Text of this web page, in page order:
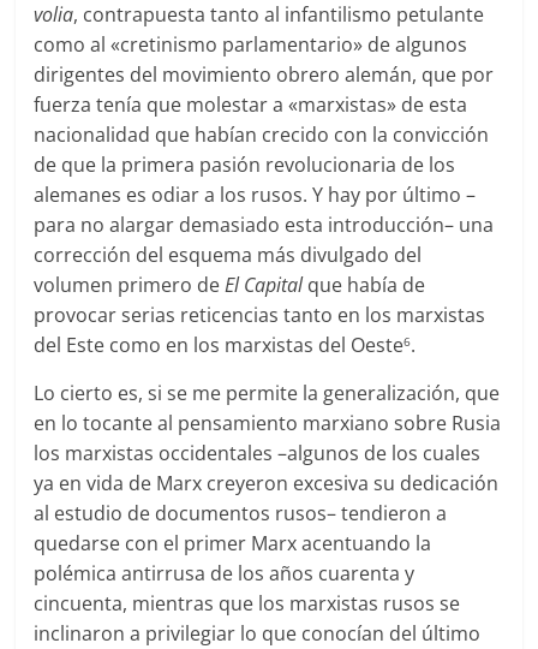
volia, contrapuesta tanto al infantilismo petulante
como al «cretinismo parlamentario» de algunos
dirigentes del movimiento obrero alemán, que por
fuerza tenía que molestar a «marxistas» de esta
nacionalidad que habían crecido con la convicción
de que la primera pasión revolucionaria de los
alemanes es odiar a los rusos. Y hay por último –
para no alargar demasiado esta introducción– una
corrección del esquema más divulgado del
volumen primero deEl Capitalque había de
provocar serias reticencias tanto en los marxistas
del Este como en los marxistas del Oeste6.
Lo cierto es, si se me permite la generalización, que
en lo tocante al pensamiento marxiano sobre Rusia
los marxistas occidentales –algunos de los cuales
ya en vida de Marx creyeron excesiva su dedicación
al estudio de documentos rusos– tendieron a
quedarse con el primer Marx acentuando la
polémica antirrusa de los años cuarenta y
cincuenta, mientras que los marxistas rusos se
inclinaron a privilegiar lo que conocían del último